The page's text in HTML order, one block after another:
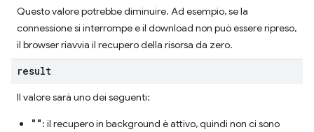
Questo valore potrebbe diminuire. Ad esempio, se la
connessione si interrompe e il download non può essere ripreso,
il browser riavvia il recupero della risorsa da zero.
result
Il valore sarà uno dei seguenti:
"": il recupero in background è attivo, quindi non ci sono